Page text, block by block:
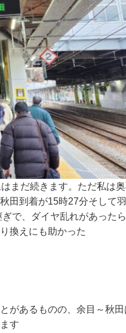
まだ続きます。ただ私は奥
田到着が15時27分そして
で、ダイヤ乱れがあった
換えにも助かった
があるものの、余目～秋田
す